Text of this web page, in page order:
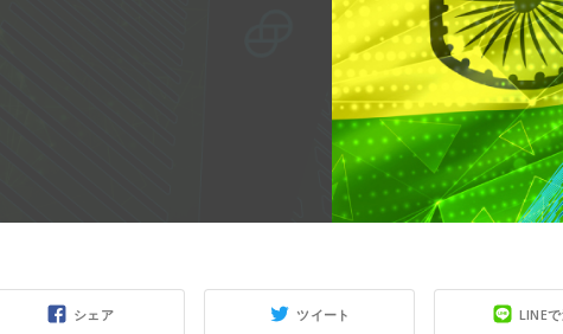
シェア ツイート LINE